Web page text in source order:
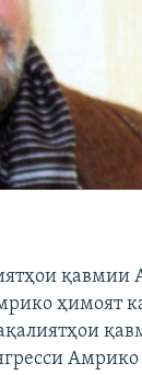
қавмии
ҳимоят